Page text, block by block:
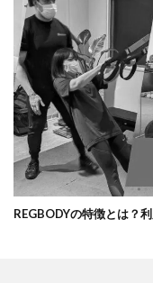
REGBODYの特徴とは？